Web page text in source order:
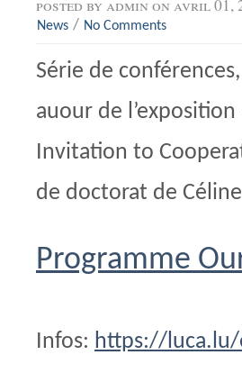
posted by admin on avril 01,
News / No Comments
Série de
auour de
Invitation to
de doctorat de
Programme
Infos: https://